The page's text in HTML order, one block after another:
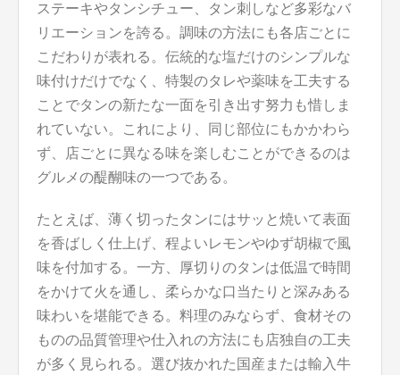
ステーキやタンシチュー、タン刺しなど多彩なバ
リエーションを誇る。調味の方法にも各店ごとに
こだわりが表れる。伝統的な塩だけのシンプルな
味付けだけでなく、特製のタレや薬味を工夫する
ことでタンの新たな一面を引き出す努力も惜しま
れていない。これにより、同じ部位にもかかわら
ず、店ごとに異なる味を楽しむことができるのは
グルメの醍醐味の一つである。
たとえば、薄く切ったタンにはサッと焼いて表面
を香ばしく仕上げ、程よいレモンやゆず胡椒で風
味を付加する。一方、厚切りのタンは低温で時間
をかけて火を通し、柔らかな口当たりと深みある
味わいを堪能できる。料理のみならず、食材その
ものの品質管理や仕入れの方法にも店独自の工夫
が多く見られる。選び抜かれた国産または輸入牛